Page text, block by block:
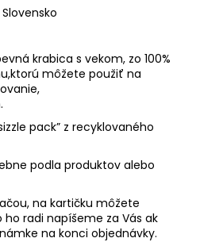
krabica s vekom, zo 100%
ktorú môžete použiť na
pack” z recyklovaného
podla produktov alebo
na kartičku môžete
radi napíšeme za Vás ak
na konci objednávky.